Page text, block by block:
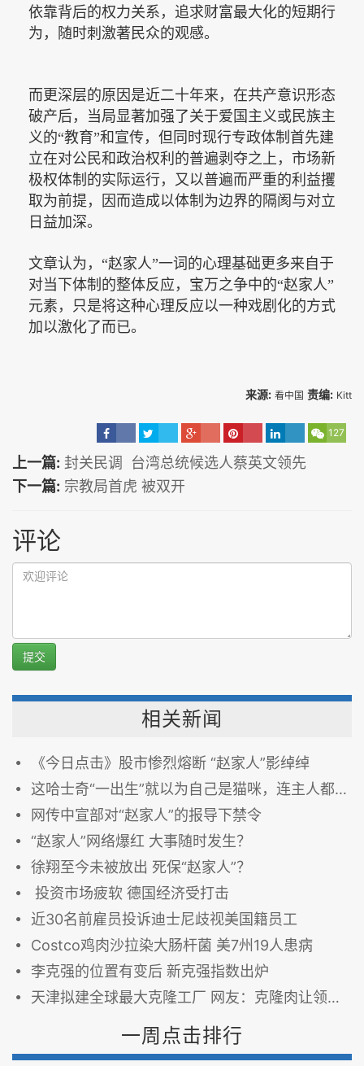
依靠背后的权力关系，追求财富最大化的短期行
为，随时刺激著民众的观感。
而更深层的原因是近二十年来，在共产意识形态
破产后，当局显著加强了关于爱国主义或民族主
义的“教育”和宣传，但同时现行专政体制首先建
立在对公民和政治权利的普遍剥夺之上，市场新
极权体制的实际运行，又以普遍而严重的利益攫
取为前提，因而造成以体制为边界的隔阂与对立
日益加深。
文章认为，“赵家人”一词的心理基础更多来自于
对当下体制的整体反应，宝万之争中的“赵家人”
元素，只是将这种心理反应以一种戏剧化的方式
加以激化了而已。
来源: 看中国 责编: Kitt
127
上一篇: 封关民调 台湾总统候选人蔡英文领先
下一篇: 宗教局首虎 被双开
评论
提交
相关新闻
《今日点击》股市惨烈熔断 “赵家人”影绰绰
这哈士奇“一出生”就以为自己是猫咪，连主人都拿他没辙！没想到它“长大后”竟然....整个瞬间爆红了！
网传中宣部对“赵家人”的报导下禁令
“赵家人”网络爆红 大事随时发生？
徐翔至今未被放出 死保“赵家人”？
投资市场疲软 德国经济受打击
近30名前雇员投诉迪士尼歧视美国籍员工
Costco鸡肉沙拉染大肠杆菌 美7州19人患病
李克强的位置有变后 新克强指数出炉
天津拟建全球最大克隆工厂 网友：克隆肉让领导先吃
一周点击排行